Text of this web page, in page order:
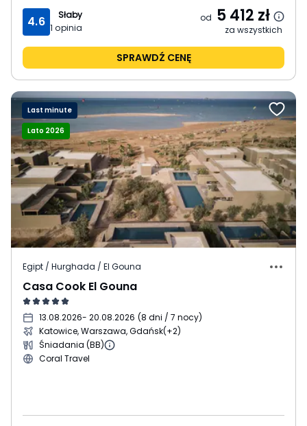
4.6
Słaby
1 opinia
od 5 412 zł
za wszystkich
SPRAWDŹ CENĘ
Last minute
Lato 2026
Egipt / Hurghada / El Gouna
Casa Cook El Gouna
13.08.2026- 20.08.2026 (8 dni / 7 nocy)
Katowice, Warszawa, Gdańsk(+2)
Śniadania (BB)
Coral Travel